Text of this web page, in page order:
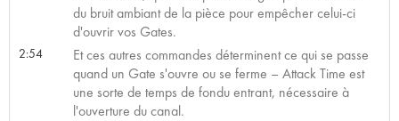
du bruit ambiant de la pièce pour empêcher celui-ci
d'ouvrir vos Gates.
2:54
Et ces autres commandes déterminent ce qui se passe
quand un Gate s'ouvre ou se ferme – Attack Time est
une sorte de temps de fondu entrant, nécessaire à
l'ouverture du canal.